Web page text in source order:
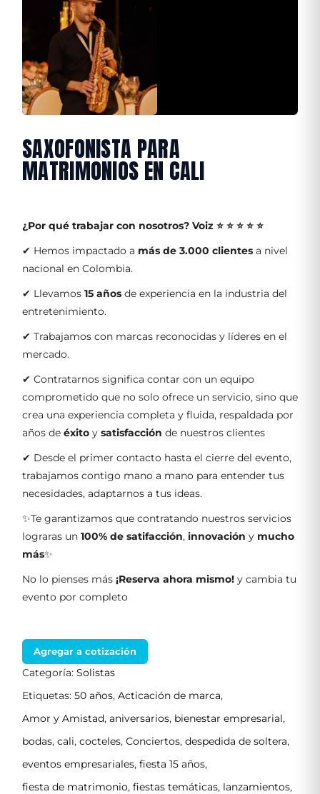
SAXOFONISTA PARA
MATRIMONIOS EN CALI
¿Por qué trabajar con nosotros? Voiz ⭐ ⭐ ⭐ ⭐ ⭐
✔ Hemos impactado a más de 3.000 clientes a nivel
nacional en Colombia.
✔ Llevamos 15 años de experiencia en la industria del
entretenimiento.
✔ Trabajamos con marcas reconocidas y líderes en el
mercado.
✔ Contratarnos significa contar con un equipo
comprometido que no solo ofrece un servicio, sino que
crea una experiencia completa y fluida, respaldada por
años de éxito y satisfacción de nuestros clientes
✔ Desde el primer contacto hasta el cierre del evento,
trabajamos contigo mano a mano para entender tus
necesidades, adaptarnos a tus ideas.
✨Te garantizamos que contratando nuestros servicios
lograras un 100% de satifacción, innovación y mucho
más✨
No lo pienses más ¡Reserva ahora mismo! y cambia tu
evento por completo
Agregar a cotización
Categoría: Solistas
Etiquetas: 50 años, Acticación de marca,
Amor y Amistad, aniversarios, bienestar empresarial,
bodas, cali, cocteles, Conciertos, despedida de soltera,
eventos empresariales, fiesta 15 años,
fiesta de matrimonio, fiestas temáticas, lanzamientos,